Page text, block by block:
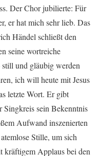
Der Chor jubilierte: Für
er hat mich sehr lieb. Das
Händel schließt den
seine wortreiche
und gläubig werden
ich will heute mit Jesus
letzte Wort. Er gibt
Singkreis sein Bekenntnis
Aufwand inszenierten
Stille, um sich
kräftigem Applaus bei den